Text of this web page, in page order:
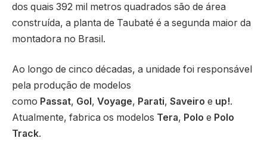
dos quais 392 mil metros quadrados são de área
construída, a planta de Taubaté é a segunda maior da
montadora no Brasil.
Ao longo de cinco décadas, a unidade foi responsável
pela produção de modelos
como Passat, Gol, Voyage, Parati, Saveiro e up!.
Atualmente, fabrica os modelos Tera, Polo e Polo
Track.